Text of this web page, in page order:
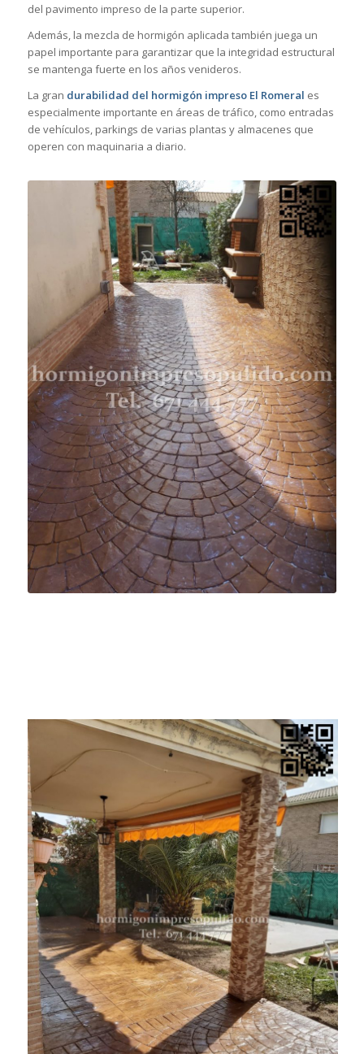
del pavimento impreso de la parte superior.
Además, la mezcla de hormigón aplicada también juega un
papel importante para garantizar que la integridad estructural
se mantenga fuerte en los años venideros.
La gran durabilidad del hormigón impreso El Romeral es
especialmente importante en áreas de tráfico, como entradas
de vehículos, parkings de varias plantas y almacenes que
operen con maquinaria a diario.